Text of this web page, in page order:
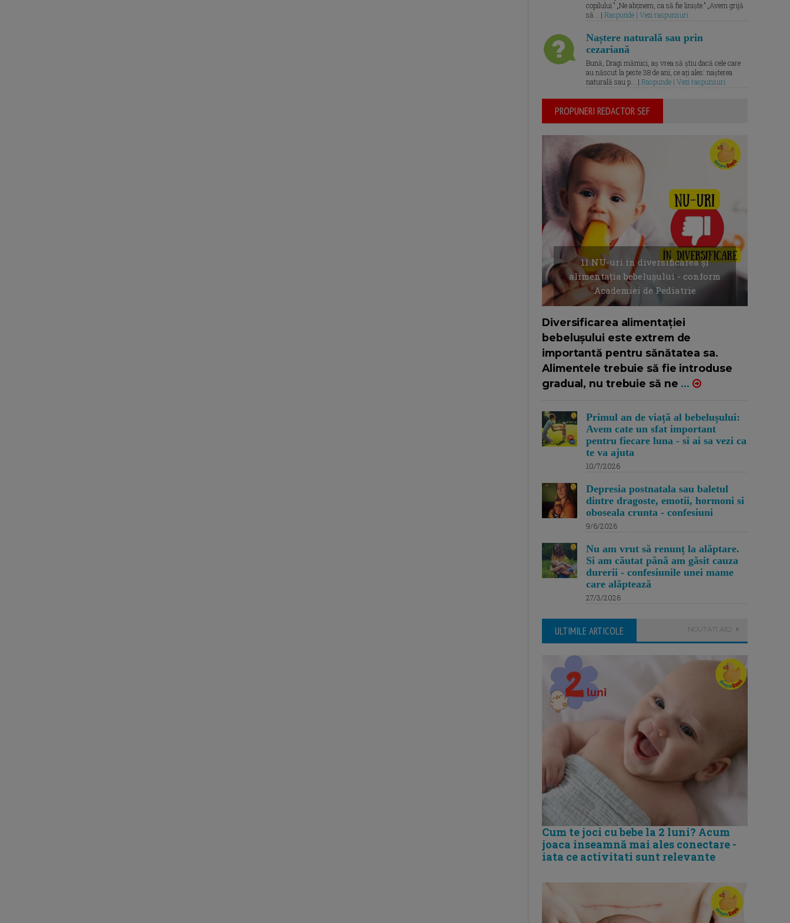
copilului.” „Ne abținem, ca să fie liniște.” „Avem grijă
să... | Raspunde | Vezi raspunsuri
Naștere naturală sau prin
cezariană
Bună, Dragi mămici, aș vrea să știu dacă cele care
au născut la peste 38 de ani, ce ați ales: nașterea
naturală sau p... | Raspunde | Vezi raspunsuri
PROPUNERI REDACTOR SEF
11 NU-uri in diversificarea și
alimentația bebelușului - conform
Academiei de Pediatrie
Diversificarea alimentației
bebelușului este extrem de
importantă pentru sănătatea sa.
Alimentele trebuie să fie introduse
gradual, nu trebuie să ne ...
Primul an de viață al bebelușului:
Avem cate un sfat important
pentru fiecare luna - si ai sa vezi ca
te va ajuta
10/7/2026
Depresia postnatala sau baletul
dintre dragoste, emotii, hormoni si
oboseala crunta - confesiuni
9/6/2026
Nu am vrut să renunț la alăptare.
Si am căutat până am găsit cauza
durerii - confesiunile unei mame
care alăptează
27/3/2026
ULTIMILE ARTICOLE NOUTATI AICI
Cum te joci cu bebe la 2 luni? Acum
joaca inseamnă mai ales conectare -
iata ce activitati sunt relevante